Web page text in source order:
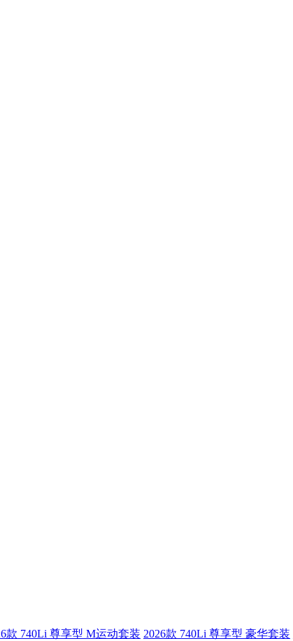
款 740Li 尊享型 M运动套装 2026款 740Li 尊享型 豪华套装